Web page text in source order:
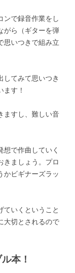
ンで録音作業をし
がら（ギターを弾
思いつきで組み立
してみて思いつき
す！
ますし、難しい音
で作曲していく
きましょう。プロ
かビギナーズラッ
ていくということ
大切とされるので
本！